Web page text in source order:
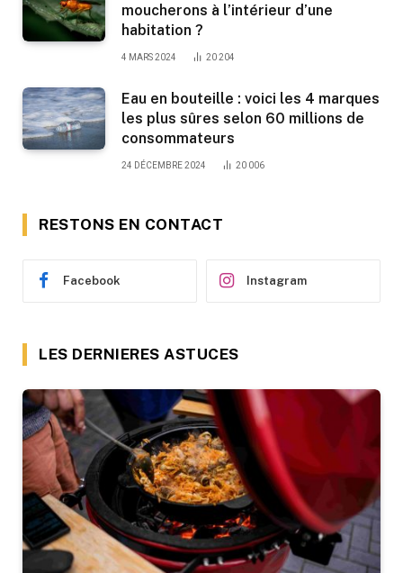
moucherons à l’intérieur d’une
habitation ?
4 MARS 2024 20 204
Eau en bouteille : voici les 4 marques
les plus sûres selon 60 millions de
consommateurs
24 DÉCEMBRE 2024 20 006
RESTONS EN CONTACT
Facebook Instagram
LES DERNIERES ASTUCES